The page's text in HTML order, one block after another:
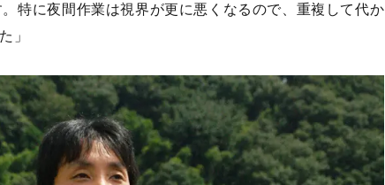
特に夜間作業は視界が更に悪くなるので、重複して代か
」